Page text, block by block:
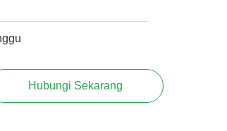
Hubungi Sekarang